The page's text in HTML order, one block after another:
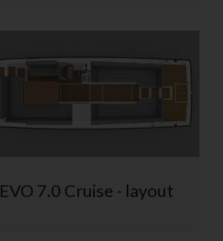
EVO 7.0 Cruise - layout